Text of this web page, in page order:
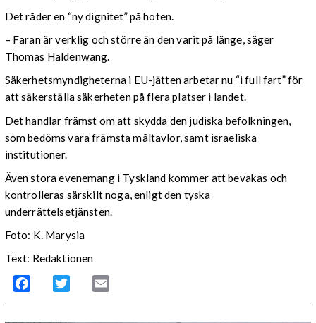
Det råder en “ny dignitet” på hoten.
– Faran är verklig och större än den varit på länge, säger
Thomas Haldenwang.
Säkerhetsmyndigheterna i EU-jätten arbetar nu “i full fart” för
att säkerställa säkerheten på flera platser i landet.
Det handlar främst om att skydda den judiska befolkningen,
som bedöms vara främsta måltavlor, samt israeliska
institutioner.
Även stora evenemang i Tyskland kommer att bevakas och
kontrolleras särskilt noga, enligt den tyska
underrättelsetjänsten.
Foto: K. Marysia
Text: Redaktionen
Facebook Twitter